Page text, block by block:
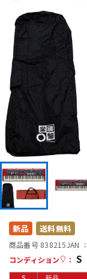
キーボード
DJ機器
DTM オ
配信/ライ
新品 送料無料
商品番号 838215JAN ：
コンディション
： S